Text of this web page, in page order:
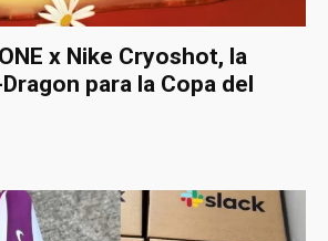
x Nike Cryoshot, la
para la Copa del